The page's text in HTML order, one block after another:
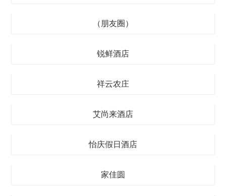
（朋友圈）
锐鲜酒店
祥云农庄
艾尚来酒店
怡庆假日酒店
家佳圆